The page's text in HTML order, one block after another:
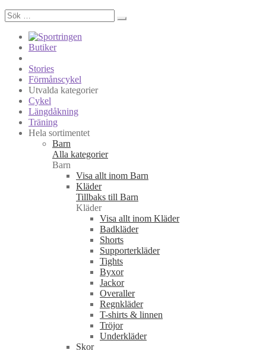
Sök
efter:
Butiker
Stories
Förmånscykel
Utvalda kategorier
Cykel
Längdåkning
Träning
Hela sortimentet
Barn
Alla kategorier
Barn
Visa allt inom Barn
Kläder
Tillbaks till Barn
Kläder
Visa allt inom Kläder
Badkläder
Shorts
Supporterkläder
Tights
Byxor
Jackor
Overaller
Regnkläder
T-shirts & linnen
Tröjor
Underkläder
Skor